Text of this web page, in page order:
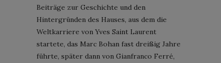
Beiträge zur Geschichte und den
Hintergründen des Hauses, aus dem die
Weltkarriere von Yves Saint Laurent
startete, das Marc Bohan fast dreißig Jahre
führte, später dann von Gianfranco Ferré,